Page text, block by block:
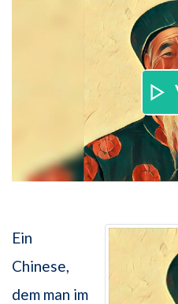
Ein
Chinese,
dem man im